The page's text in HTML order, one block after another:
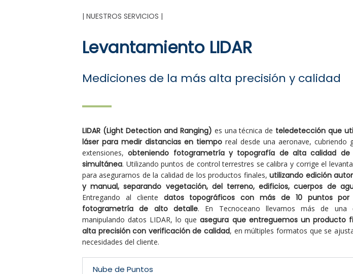
| NUESTROS SERVICIOS |
Levantamiento LIDAR
Mediciones de la más alta precisión y calidad
LIDAR (Light Detection and Ranging) es una técnica de teledetección que
láser para medir distancias en tiempo real desde una aeronave, cubriendo
extensiones,obteniendo fotogrametría y topografía de alta calidad de
simultánea. Utilizando puntos de control terrestres se calibra y corrige el
para asegurarnos de la calidad de los productos finales,utilizando edición
y manual, separando vegetación, del terreno, edificios, cuerpos de
Entregando al cliente datos topográficos con más de 10 puntos
fotogrametría de alto detalle. En Tecnoceano llevamos más de una
manipulando datos LIDAR, lo queasegura que entreguemos un producto
alta precisión con verificación de calidad, en múltiples formatos que se
necesidades del cliente.
Nube de Puntos